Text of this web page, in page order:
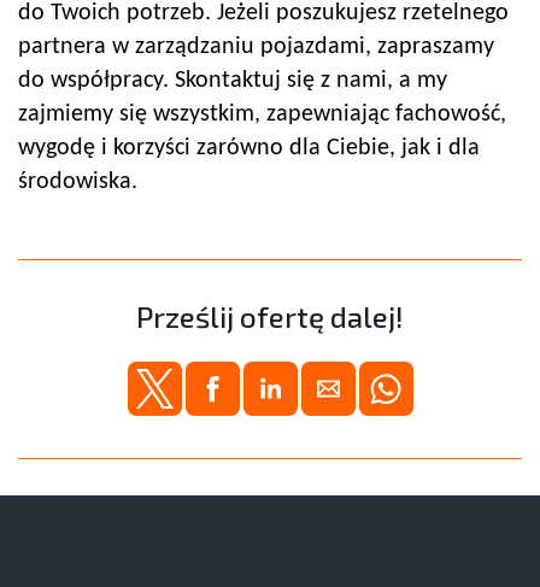
do Twoich potrzeb. Jeżeli poszukujesz rzetelnego
partnera w zarządzaniu pojazdami, zapraszamy
do współpracy. Skontaktuj się z nami, a my
zajmiemy się wszystkim, zapewniając fachowość,
wygodę i korzyści zarówno dla Ciebie, jak i dla
środowiska.
Prześlij ofertę dalej!